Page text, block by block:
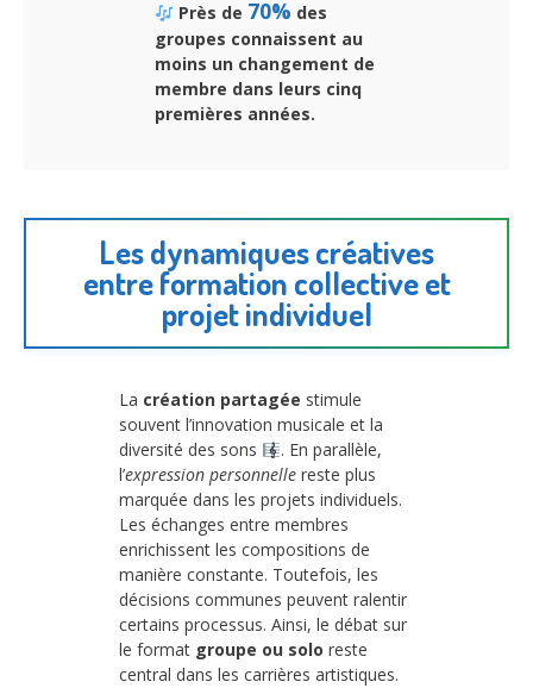
Près de 70% des
groupes connaissent au
moins un changement de
membre dans leurs cinq
premières années.
Les dynamiques créatives
entre formation collective et
projet individuel
La création partagée stimule
souvent l’innovation musicale et la
diversité des sons
. En parallèle,
l’expression personnelle reste plus
marquée dans les projets individuels.
Les échanges entre membres
enrichissent les compositions de
manière constante. Toutefois, les
décisions communes peuvent ralentir
certains processus. Ainsi, le débat sur
le format groupe ou solo reste
central dans les carrières artistiques.